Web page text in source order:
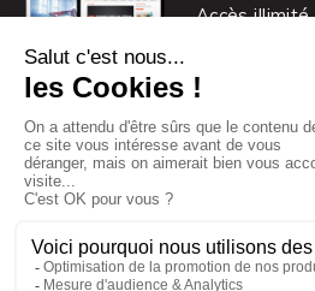
Accès
Chantiers de France est une marque